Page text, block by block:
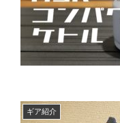
ギア紹介